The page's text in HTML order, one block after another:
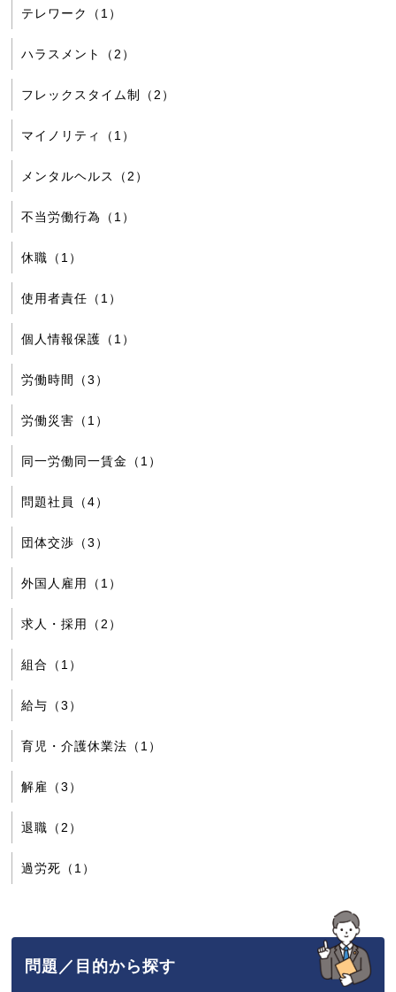
テレワーク（1）
ハラスメント（2）
フレックスタイム制（2）
マイノリティ（1）
メンタルヘルス（2）
不当労働行為（1）
休職（1）
使用者責任（1）
個人情報保護（1）
労働時間（3）
労働災害（1）
同一労働同一賃金（1）
問題社員（4）
団体交渉（3）
外国人雇用（1）
求人・採用（2）
組合（1）
給与（3）
育児・介護休業法（1）
解雇（3）
退職（2）
過労死（1）
問題／目的から探す